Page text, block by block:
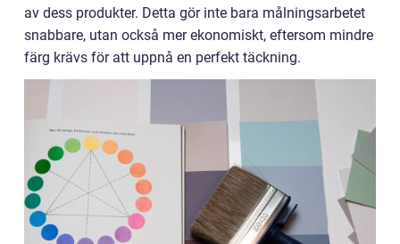
av dess produkter. Detta gör inte bara målningsarbetet
snabbare, utan också mer ekonomiskt, eftersom mindre
färg krävs för att uppnå en perfekt täckning.